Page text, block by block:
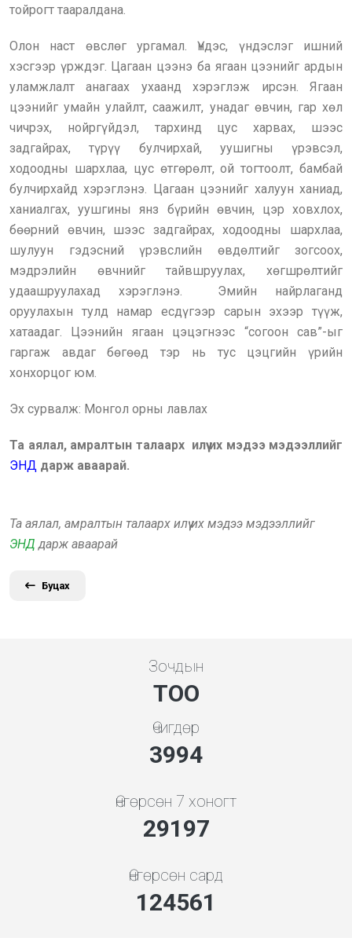
тойрогт тааралдана.
Олон наст өвслөг ургамал. Үндэс, үндэслэг ишний
хэсгээр үрждэг. Цагаан цээнэ ба ягаан цээнийг ардын
уламжлалт анагаах ухаанд хэрэглэж ирсэн. Ягаан
цээнийг умайн улайлт, саажилт, унадаг өвчин, гар хөл
чичрэх, нойргүйдэл, тархинд цус харвах, шээс
задгайрах, түрүү булчирхай, уушигны үрэвсэл,
ходоодны шархлаа, цус өтгөрөлт, ой тогтоолт, бамбай
булчирхайд хэрэглэнэ. Цагаан цээнийг халуун ханиад,
ханиалгах, уушгины янз бүрийн өвчин, цэр ховхлох,
бөөрний өвчин, шээс задгайрах, ходоодны шархлаа,
шулуун гэдэсний үрэвслийн өвдөлтийг зогсоох,
мэдрэлийн өвчнийг тайвшруулах, хөгшрөлтийг
удаашруулахад хэрэглэнэ. Эмийн найрлаганд
оруулахын тулд намар есдүгээр сарын эхээр түүж,
хатаадаг. Цээнийн ягаан цэцэгнээс “согоон сав”-ыг
гаргаж авдаг бөгөөд тэр нь тус цэцгийн үрийн
хонхорцог юм.
Эх сурвалж: Монгол орны лавлах
Та аялал, амралтын талаарх илүү их мэдээ мэдээллийг
ЭНД дарж аваарай.
Та аялал, амралтын талаарх илүү их мэдээ мэдээллийг
ЭНД дарж аваарай
Буцах
Зочдын
ТОО
Өчигдөр
4279
Өнгөрсөн 7 хоногт
31283
Өнгөрсөн сард
138933